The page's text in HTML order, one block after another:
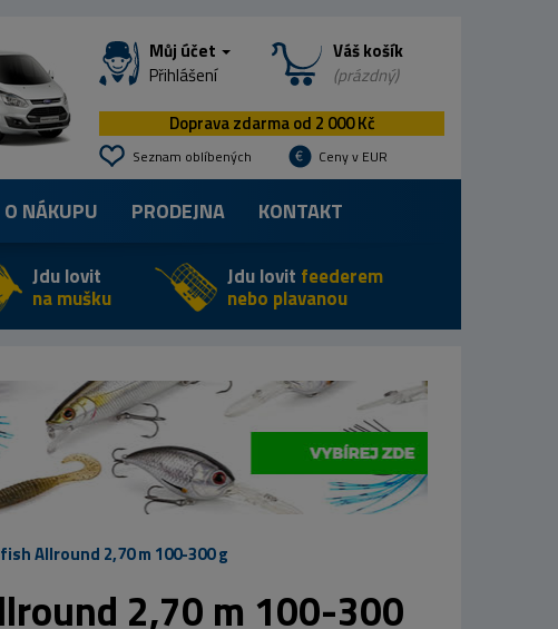
Můj účet
Přihlášení
Váš košík
(prázdný)
Doprava zdarma od 2 000 Kč
Seznam oblíbených Ceny v EUR
NÁKUPU PRODEJNA KONTAKT
Jdu lovit
na mušku
Jdu lovit feederem
nebo plavanou
Allround 2,70 m 100-300 g
2,70 m 100-300